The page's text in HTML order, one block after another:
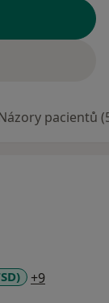
pacientů
+9